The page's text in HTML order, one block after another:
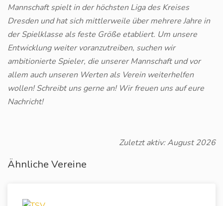
Mannschaft spielt in der höchsten Liga des Kreises
Dresden und hat sich mittlerweile über mehrere Jahre in
der Spielklasse als feste Größe etabliert. Um unsere
Entwicklung weiter voranzutreiben, suchen wir
ambitionierte Spieler, die unserer Mannschaft und vor
allem auch unseren Werten als Verein weiterhelfen
wollen! Schreibt uns gerne an! Wir freuen uns auf eure
Nachricht!
Zuletzt aktiv: August 2026
Ähnliche Vereine